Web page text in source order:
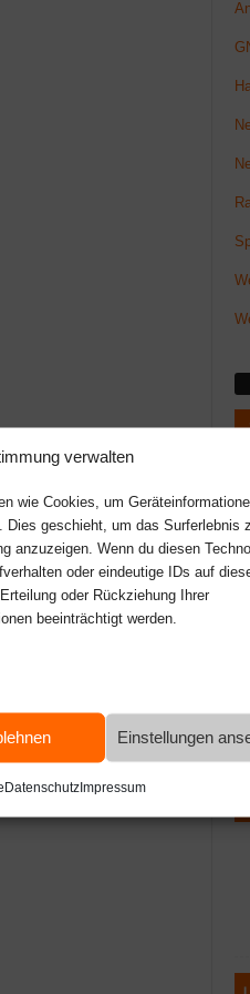
verwalten
wie Cookies, um
Dies geschieht, um das Surferlebnis
anzuzeigen. Wenn du diesen
oder eindeutige IDs auf
oder Rückziehung Ihrer
beeinträchtigt werden.
Einstellungen
DatenschutzImpressum